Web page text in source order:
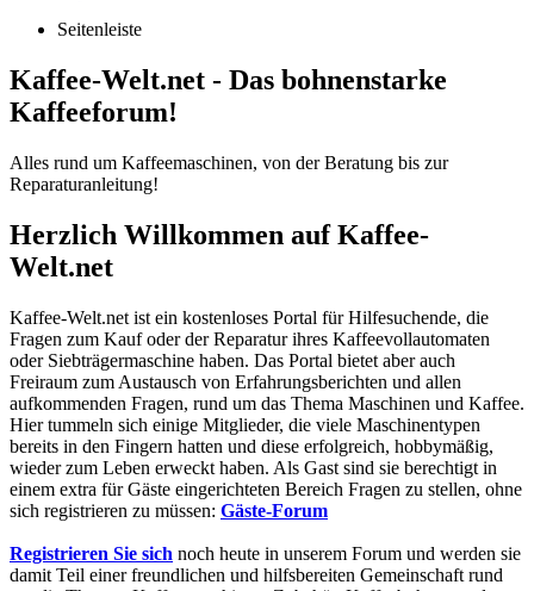
Seitenleiste
Kaffee-Welt.net - Das bohnenstarke
Kaffeeforum!
Alles rund um Kaffeemaschinen, von der Beratung bis zur
Reparaturanleitung!
Herzlich Willkommen auf Kaffee-
Welt.net
Kaffee-Welt.net ist ein kostenloses Portal für Hilfesuchende, die
Fragen zum Kauf oder der Reparatur ihres Kaffeevollautomaten
oder Siebträgermaschine haben. Das Portal bietet aber auch
Freiraum zum Austausch von Erfahrungsberichten und allen
aufkommenden Fragen, rund um das Thema Maschinen und Kaffee.
Hier tummeln sich einige Mitglieder, die viele Maschinentypen
bereits in den Fingern hatten und diese erfolgreich, hobbymäßig,
wieder zum Leben erweckt haben. Als Gast sind sie berechtigt in
einem extra für Gäste eingerichteten Bereich Fragen zu stellen, ohne
sich registrieren zu müssen: Gäste-Forum
Registrieren Sie sich noch heute in unserem Forum und werden sie
damit Teil einer freundlichen und hilfsbereiten Gemeinschaft rund